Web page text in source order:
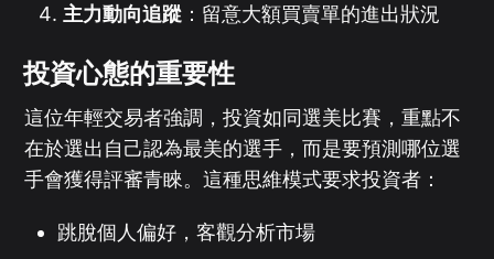
主力動向追蹤 ：留意大額買賣單的進出狀況
投資心態的重要性
這位年輕交易者強調，投資如同選美比賽，重點不
在於選出自己認為最美的選手，而是要預測哪位選
手會獲得評審青睞。這種思維模式要求投資者：
跳脫個人偏好，客觀分析市場